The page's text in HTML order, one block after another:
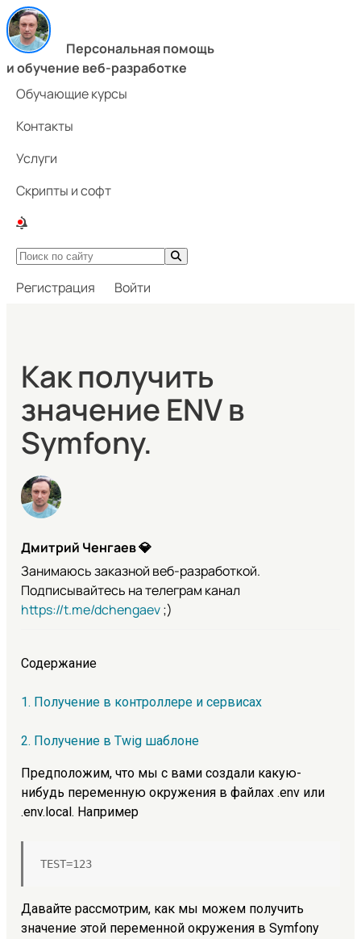
Персональная помощь
и обучение веб-разработке
Обучающие курсы
Контакты
Услуги
Скрипты и софт
Регистрация Войти
Как получить
значение ENV в
Symfony.
Дмитрий Ченгаев💎
Занимаюсь заказной веб-разработкой.
Подписывайтесь на телеграм канал
https://t.me/dchengaev;)
Содержание
1. Получение в контроллере и сервисах
2. Получение в Twig шаблоне
Предположим, что мы с вами создали какую-
нибудь переменную окружения в файлах .env или
.env.local. Например
TEST=123
Давайте рассмотрим, как мы можем получить
значение этой переменной окружения в Symfony